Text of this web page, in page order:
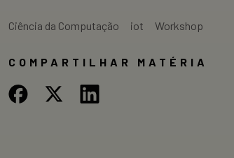
Ciência da Computação iot Workshop
COMPARTILHAR MATÉRIA